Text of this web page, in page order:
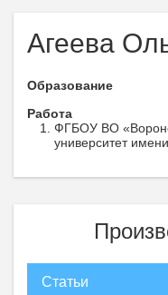
Агеева
Образование
Работа
ФГБОУ ВО
университет
Статьи